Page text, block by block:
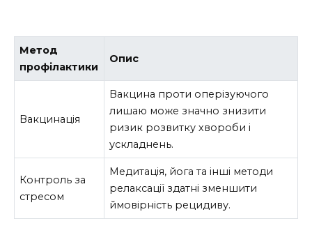
Метод
профілактики
Опис
Вакцинація
Вакцина проти оперізуючого
лишаю може значно знизити
ризик розвитку хвороби і
ускладнень.
Контроль за
стресом
Медитація, йога та інші методи
релаксації здатні зменшити
ймовірність рецидиву.